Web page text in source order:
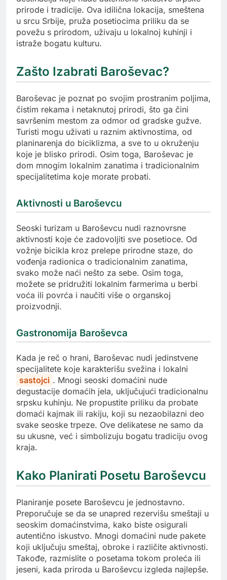
prirode i tradicije. Ova idilična lokacija, smeštena
u srcu Srbije, pruža posetiocima priliku da se
povežu s prirodom, uživaju u lokalnoj kuhinji i
istraže bogatu kulturu.
Zašto Izabrati Baroševac?
Baroševac je poznat po svojim prostranim poljima,
čistim rekama i netaknutoj prirodi, što ga čini
savršenim mestom za odmor od gradske gužve.
Turisti mogu uživati u raznim aktivnostima, od
planinarenja do biciklizma, a sve to u okruženju
koje je blisko prirodi. Osim toga, Baroševac je
dom mnogim lokalnim zanatima i tradicionalnim
specijalitetima koje morate probati.
Aktivnosti u Baroševcu
Seoski turizam u Baroševcu nudi raznovrsne
aktivnosti koje će zadovoljiti sve posetioce. Od
vožnje bicikla kroz prelepe prirodne staze, do
vođenja radionica o tradicionalnim zanatima,
svako može naći nešto za sebe. Osim toga,
možete se pridružiti lokalnim farmerima u berbi
voća ili povrća i naučiti više o organskoj
proizvodnji.
Gastronomija Baroševca
Kada je reč o hrani, Baroševac nudi jedinstvene
specijalitete koje karakterišu svežina i lokalni
sastojci . Mnogi seoski domaćini nude
degustacije domaćih jela, uključujući tradicionalnu
srpsku kuhinju. Ne propustite priliku da probate
domaći kajmak ili rakiju, koji su nezaobilazni deo
svake seoske trpeze. Ove delikatese ne samo da
su ukusne, već i simbolizuju bogatu tradiciju ovog
kraja.
Kako Planirati Posetu Baroševcu
Planiranje posete Baroševcu je jednostavno.
Preporučuje se da se unapred rezervišu smeštaji u
seoskim domaćinstvima, kako biste osigurali
autentično iskustvo. Mnogi domaćini nude pakete
koji uključuju smeštaj, obroke i različite aktivnosti.
Takođe, razmislite o posetama tokom proleća ili
jeseni, kada priroda u Baroševcu izgleda najlepše.